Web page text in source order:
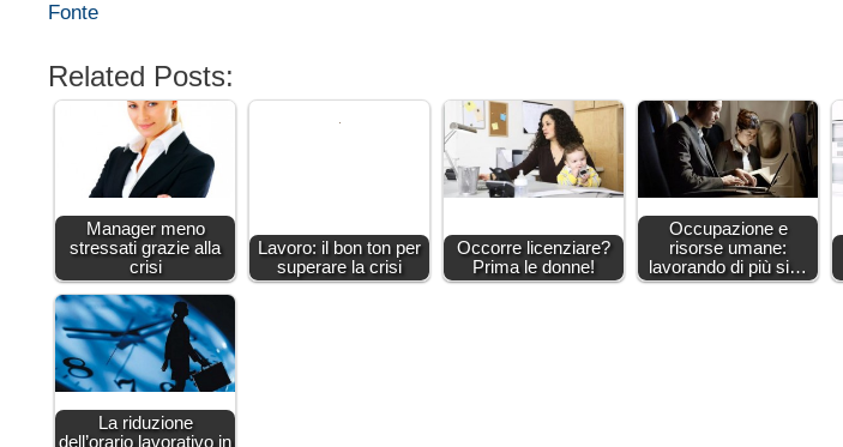
Fonte
Related Posts:
Manager meno
stressati grazie alla
crisi
Lavoro: il bon ton per
superare la crisi
Occorre licenziare?
Prima le donne!
Occupazione e
risorse umane:
lavorando di più si…
La riduzione
dell’orario lavorativo in